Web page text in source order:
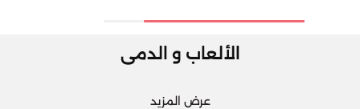
الألعاب و الدمى
عرض المزيد